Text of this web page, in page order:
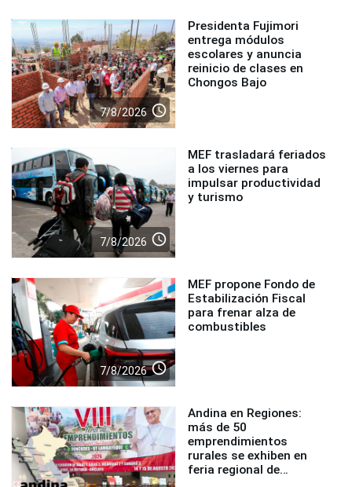
7/8/2026 access_time
Presidenta Fujimori
entrega módulos
escolares y anuncia
reinicio de clases en
Chongos Bajo
7/8/2026 access_time
MEF trasladará feriados
a los viernes para
impulsar productividad
y turismo
7/8/2026 access_time
MEF propone Fondo de
Estabilización Fiscal
para frenar alza de
combustibles
Andina en Regiones:
más de 50
emprendimientos
rurales se exhiben en
feria regional de